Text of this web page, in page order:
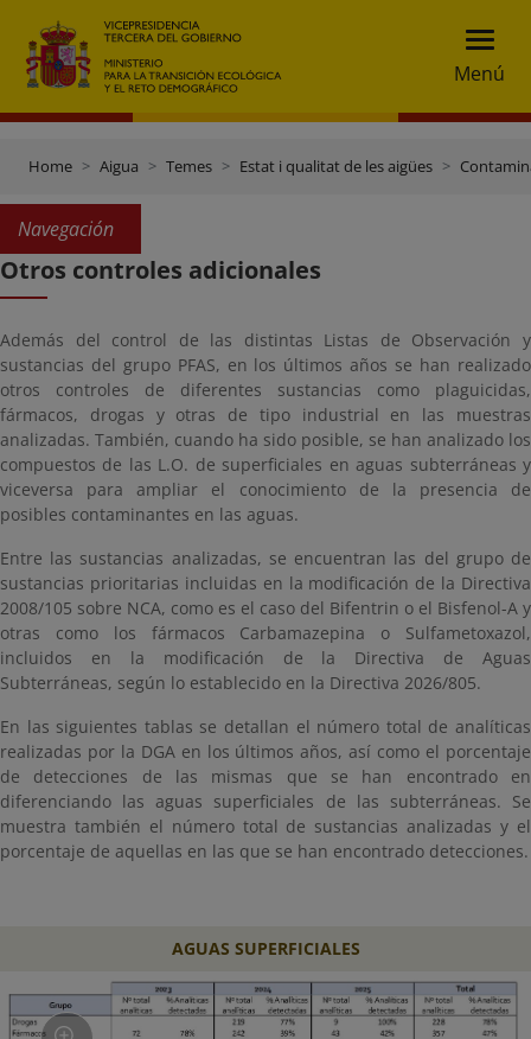
Menú
Home Aigua Temes Estat i qualitat de les aigües
Navegación
Otros controles adicionales
Además del control de las distintas Listas de Observación y
sustancias del grupo PFAS, en los últimos años se han realizado
otros controles de diferentes sustancias como plaguicidas,
fármacos, drogas y otras de tipo industrial en las muestras
analizadas. También, cuando ha sido posible, se han analizado los
compuestos de las L.O. de superficiales en aguas subterráneas y
viceversa para ampliar el conocimiento de la presencia de
posibles contaminantes en las aguas.
Entre las sustancias analizadas, se encuentran las del grupo de
sustancias prioritarias incluidas en la modificación de la Directiva
2008/105 sobre NCA, como es el caso del Bifentrin o el Bisfenol-A y
otras como los fármacos Carbamazepina o Sulfametoxazol,
incluidos en la modificación de la Directiva de Aguas
Subterráneas, según lo establecido en la Directiva 2026/805.
En las siguientes tablas se detallan el número total de analíticas
realizadas por la DGA en los últimos años, así como el porcentaje
de detecciones de las mismas que se han encontrado en
diferenciando las aguas superficiales de las subterráneas. Se
muestra también el número total de sustancias analizadas y el
porcentaje de aquellas en las que se han encontrado detecciones.
AGUAS SUPERFICIALES